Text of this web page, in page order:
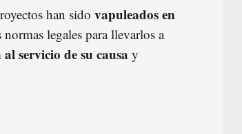
han sido vapuleados en
legales para llevarlos a
servicio de su causa y